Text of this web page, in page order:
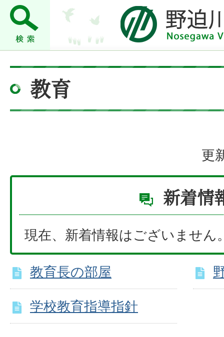
教育
更
新着情
現在、新着情報はございません
教育長の部屋
学校教育指導指針